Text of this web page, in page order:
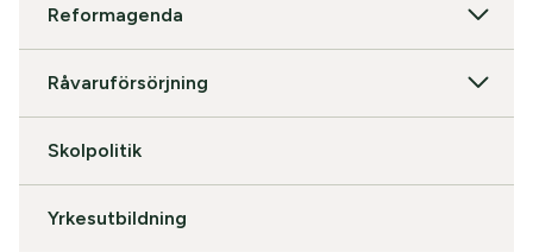
Reformagenda
Råvaruförsörjning
Skolpolitik
Yrkesutbildning